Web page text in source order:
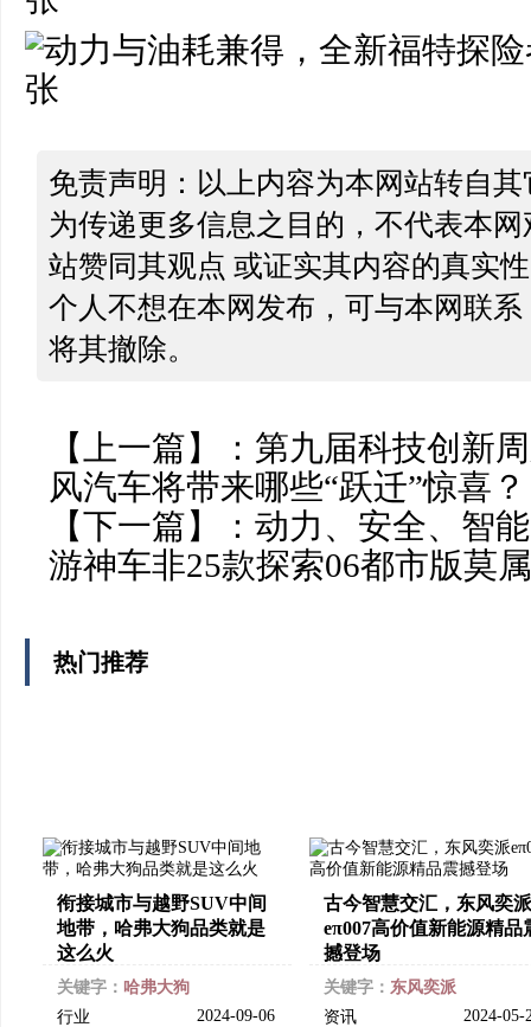
免责声明：以上内容为本网站转自
为传递更多信息之目的，不代表本
站赞同其观点 或证实其内容的真实
个人不想在本网发布，可与本网联
将其撤除。
【上一篇】： 第九届科技创新
风汽车将带来哪些“跃迁”惊喜？
【下一篇】： 动力、安全、智
游神车非25款探索06都市版莫属
热门推荐
衔接城市与越野SUV中间
地带，哈弗大狗品类就是
这么火
关键字： 哈弗大狗
行业
2024-09-06
古今智慧交汇，东风奕派
eπ007高价值新能源精品
撼登场
关键字： 东风奕派
资讯
2024-